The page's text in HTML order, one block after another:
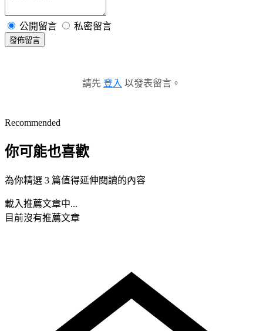
公開留言 私密留言
發佈留言
請先 登入 以發表留言。
Recommended
你可能也喜歡
為你精選 3 篇值得延伸閱讀的內容
載入推薦文章中...
目前沒有推薦文章